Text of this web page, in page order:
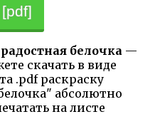
белочка —
скачать в виде
.pdf раскраску
абсолютно
на листе